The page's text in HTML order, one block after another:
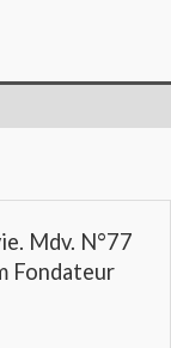
Mdv. N°77
Fondateur